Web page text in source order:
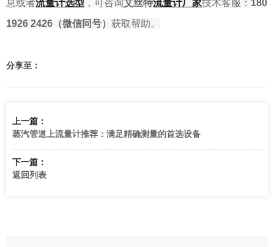
息或者流量计选型 ，可咨询艾丝特流量计厂家技术客服： 180
1926 2426 （微信同号） 获取帮助。
分享至：
上一篇：
蒸汽管道上流量计推荐：满足精确测量的首选设备
下一篇：
返回列表